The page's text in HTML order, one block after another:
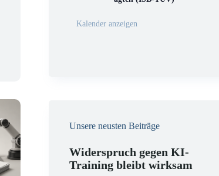
t
n
Kalender anzeigen
Unsere neusten Beiträge
Widerspruch gegen KI-
Training bleibt wirksam